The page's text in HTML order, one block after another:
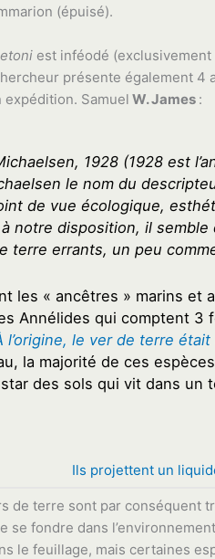
(épuisé).
est inféodé (exclusivement
présente également 4
Samuel W. James :
1928 (1928 est
le nom du
de vue écologique,
notre disposition, il semble
terre errants, un peu
les « ancêtres » marins et
Annélides qui comptent 3
l’origine, le ver de terre
la majorité de ces
des sols qui vit dans un
Ils projettent un
de terre sont par conséquent
se fondre dans
le feuillage, mais certaines